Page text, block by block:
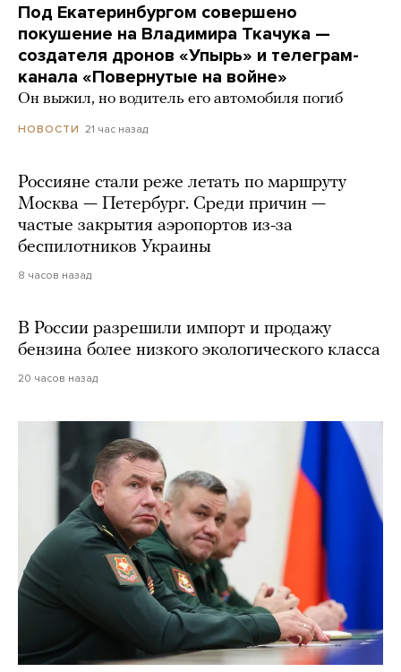
Под Екатеринбургом совершено
покушение на Владимира Ткачука —
создателя дронов «Упырь» и телеграм-
канала «Повернутые на войне»
Он выжил, но водитель его автомобиля погиб
НОВОСТИ 21 час назад
Россияне стали реже летать по маршруту
Москва — Петербург. Среди причин —
частые закрытия аэропортов из-за
беспилотников Украины
8 часов назад
В России разрешили импорт и продажу
бензина более низкого экологического класса
20 часов назад